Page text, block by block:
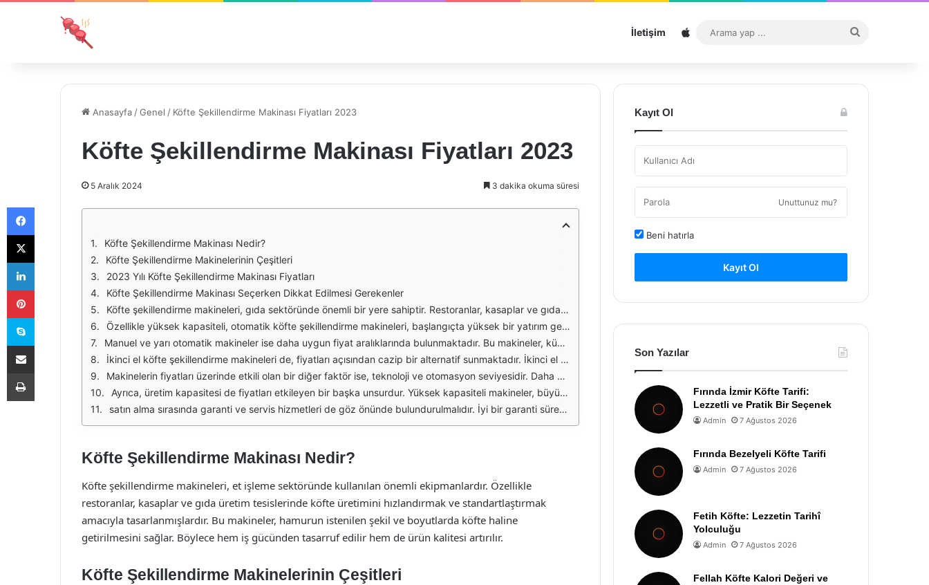
İletişim Sitemap
...
Anasayfa /Genel / Köfte Şekillendirme Makinası Fiyatları 2023
Köfte Şekillendirme Makinası Fiyatları 2023
5 Aralık 2024 3 dakika okuma süresi
Köfte Şekillendirme Makinası Nedir?
Köfte Şekillendirme Makinelerinin Çeşitleri
2023 Yılı Köfte Şekillendirme Makinası Fiyatları
Köfte Şekillendirme Makinası Seçerken Dikkat Edilmesi Gerekenler
Köfte şekillendirme makineleri, gıda sektöründe önemli bir yere sahiptir. Restoranlar, kasaplar ve gıda üretim tesisleri için bu makineler, üretim verimliliğini artırmakta ve iş gücünü azaltmaktadır. 2023 yılı itibarıyla, bu makinelerin fiyatları, özelliklerine ve markalarına göre farklılık göstermektedir. Farklı modeller, üretim kapasiteleri ve ek özellikler, fiyat aralıklarını etkileyen en önemli faktörlerdendir.
Özellikle yüksek kapasiteli, otomatik köfte şekillendirme makineleri, başlangıçta yüksek bir yatırım gerektirse de uzun vadede tasarruf sağlamaktadır. Bu tür makineler, daha az iş gücü ile daha fazla üretim yapma imkanı sunar. Ayrıca, standartlaşmış ürün kalitesi sayesinde, müşteri memnuniyetini artırır. 2023 yılında bu makinelerin fiyatları, genellikle 10.000 TL ile 100.000 TL arasında değişmektedir.
Manuel ve yarı otomatik makineler ise daha uygun fiyat aralıklarında bulunmaktadır. Bu makineler, küçük işletmeler için ideal bir çözüm sunmaktadır. 2023'te manuel köfte şekillendirme makineleri, 2.000 TL'den başlayarak, 15.000 TL'ye kadar çıkmaktadır. Küçük işletmelerin bütçesine uygun modeller bulmaları oldukça mümkündür.
İkinci el köfte şekillendirme makineleri de, fiyatları açısından cazip bir alternatif sunmaktadır. İkinci el piyasasında, iyi durumda olan makineler, yüzde 30-50 daha düşük fiyatlarla satılabilmektedir. Ancak, ikinci el alırken dikkat edilmesi gereken en önemli faktör, makinenin durumu ve garanti sürecidir. 2023 yılında, ikinci el makinelerin fiyatları, 5.000 TL ile 50.000 TL arasında değişmektedir.
Makinelerin fiyatları üzerinde etkili olan bir diğer faktör ise, teknoloji ve otomasyon seviyesidir. Daha gelişmiş teknolojilere sahip makineler, genellikle daha yüksek fiyatlarla satılmaktadır. Örneğin, internet bağlantısı olan ve uzaktan kontrol edilebilen modeller, standart modellere göre daha pahalıdır. 2023 yılında, bu tür yüksek teknolojiye sahip makinelerin fiyatları 20.000 TL'den başlayıp 150.000 TL'ye kadar çıkabilmektedir.
Ayrıca, üretim kapasitesi de fiyatları etkileyen bir başka unsurdur. Yüksek kapasiteli makineler, büyük ölçekli işletmeler için tercih edilmektedir ve bu nedenle fiyatları daha yüksektir. Örneğin, saatte 200 kg köfte üretme kapasitesine sahip bir makine, 2023 yılında 70.000 TL ile 120.000 TL arasında bir fiyat aralığında bulunabilir.
satın alma sırasında garanti ve servis hizmetleri de göz önünde bulundurulmalıdır. İyi bir garanti süresi ve teknik destek sunan markalar, fiyatların üst seviyelerinde yer alabilir. Ancak, bu tür hizmetler, makinelerin uzun ömürlü olmasına ve olası problemlerine hızlı çözümler bulunmasına yardımcı olacaktır. 2023 yılı itibarıyla, köfte şekillendirme makineleri için sağlanan garanti süreleri genellikle 1 ile 3 yıl arasında değişmektedir.
Köfte Şekillendirme Makinası Nedir?
Köfte şekillendirme makineleri, et işleme sektöründe kullanılan önemli ekipmanlardır. Özellikle
restoranlar, kasaplar ve gıda üretim tesislerinde köfte üretimini hızlandırmak ve standartlaştırmak
amacıyla tasarlanmışlardır. Bu makineler, hamurun istenilen şekil ve boyutlarda köfte haline
getirilmesini sağlar. Böylece hem iş gücünden tasarruf edilir hem de ürün kalitesi artırılır.
Köfte Şekillendirme Makinelerinin Çeşitleri
Kayıt Ol
Unuttunuz mu?
Beni hatırla
Kayıt Ol
Son Yazılar
Fırında İzmir Köfte Tarifi:
Lezzetli ve Pratik Bir Seçenek
Admin 7 Ağustos 2026
Fırında Bezelyeli Köfte Tarifi
Admin 7 Ağustos 2026
Fetih Köfte: Lezzetin Tarihî
Yolculuğu
Admin 7 Ağustos 2026
Fellah Köfte Kalori Değeri ve
Facebook
X
LinkedIn
Pinterest
Skype
E-Posta ile paylaş